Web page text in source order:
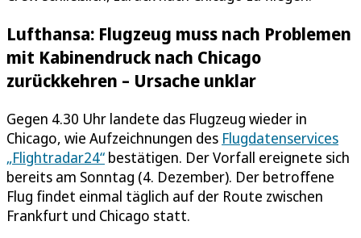
Lufthansa: Flugzeug muss nach Problemen
mit Kabinendruck nach Chicago
zurückkehren – Ursache unklar
Gegen 4.30 Uhr landete das Flugzeug wieder in
Chicago, wie Aufzeichnungen des Flugdatenservices
„Flightradar24“ bestätigen. Der Vorfall ereignete sich
bereits am Sonntag (4. Dezember). Der betroffene
Flug findet einmal täglich auf der Route zwischen
Frankfurt und Chicago statt.